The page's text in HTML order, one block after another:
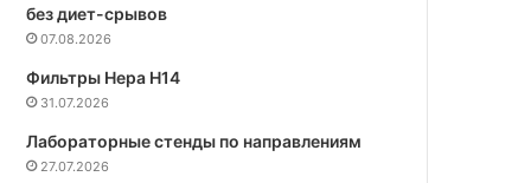
без диет-срывов
07.08.2026
Фильтры Hepa Н14
31.07.2026
Лабораторные стенды по направлениям
27.07.2026